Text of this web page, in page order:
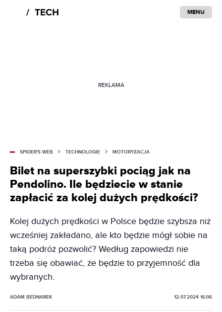
MENU
REKLAMA
SPIDER'S WEB TECHNOLOGIE MOTORYZACJA
Bilet na superszybki pociąg jak na
Pendolino. Ile będziecie w stanie
zapłacić za kolej dużych prędkości?
Kolej dużych prędkości w Polsce będzie szybsza niż
wcześniej zakładano, ale kto będzie mógł sobie na
taką podróż pozwolić? Według zapowiedzi nie
trzeba się obawiać, że będzie to przyjemność dla
wybranych.
ADAM BEDNAREK 12.07.2024 16:06